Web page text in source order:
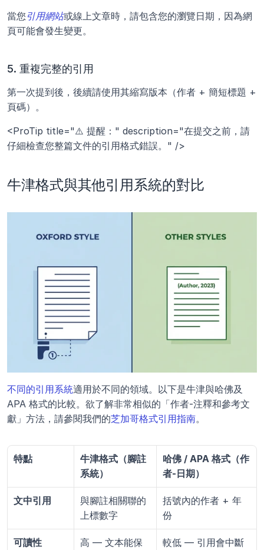
當您 引用網站或線上文章時，請包含您的瀏覽日期，因為網
頁可能會發生變更。
5. 重複完整的引用
第一次提到後，後續請使用其縮寫版本（作者 + 簡短標題 +
頁碼）。
<ProTip title="⚠️ 提醒：" description="在提交之前，請
仔細檢查您整篇文件的引用格式錯誤。" />
牛津格式與其他引用系統的對比
不同的引用系統適用於不同的領域。以下是牛津與哈佛及
APA 格式的比較。欲了解非常相似的「作者-注釋和參考文
獻」方法，請參閱我們的芝加哥格式引用指南。
特點
牛津格式（腳註
系統）
哈佛 / APA 格式（作
者-日期）
文中引用
與腳註相關聯的
上標數字
括號內的作者 + 年
份
可讀性
高 — 文本能保
較低 — 引用會中斷